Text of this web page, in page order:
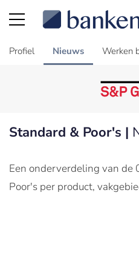
Profiel Nieuws Werken
Standard & Poor's |
Een onderverdeling van de
Poor's per product,